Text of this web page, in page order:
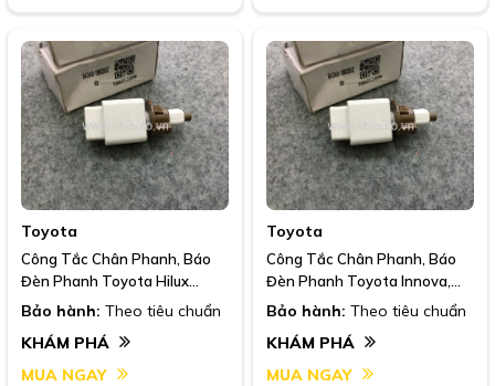
Toyota
Công Tắc Chân Phanh, Báo
Đèn Phanh Toyota Hilux
,2002-2009
Bảo hành: Theo tiêu chuẩn
KHÁM PHÁ
MUA NGAY
Toyota
Công Tắc Chân Phanh, Báo
Đèn Phanh Toyota Innova,
2007-2016
Bảo hành: Theo tiêu chuẩn
KHÁM PHÁ
MUA NGAY